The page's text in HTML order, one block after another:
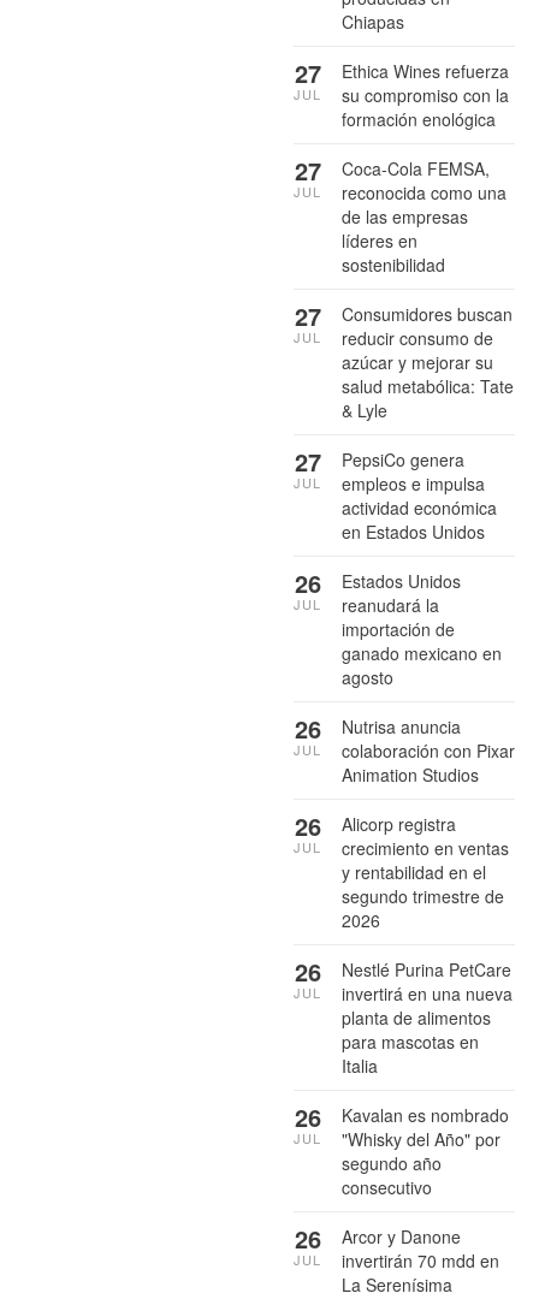
Chiapas
Ethica Wines refuerza
su compromiso con la
formación enológica
27
JUL
Coca-Cola FEMSA,
reconocida como una
de las empresas
líderes en
sostenibilidad
27
JUL
Consumidores buscan
reducir consumo de
azúcar y mejorar su
salud metabólica: Tate
& Lyle
27
JUL
PepsiCo genera
empleos e impulsa
actividad económica
en Estados Unidos
27
JUL
Estados Unidos
reanudará la
importación de
ganado mexicano en
agosto
26
JUL
Nutrisa anuncia
colaboración con Pixar
Animation Studios
26
JUL
Alicorp registra
crecimiento en ventas
y rentabilidad en el
segundo trimestre de
2026
26
JUL
Nestlé Purina PetCare
invertirá en una nueva
planta de alimentos
para mascotas en
Italia
26
JUL
Kavalan es nombrado
"Whisky del Año" por
segundo año
consecutivo
26
JUL
Arcor y Danone
invertirán 70 mdd en
La Serenísima
26
JUL